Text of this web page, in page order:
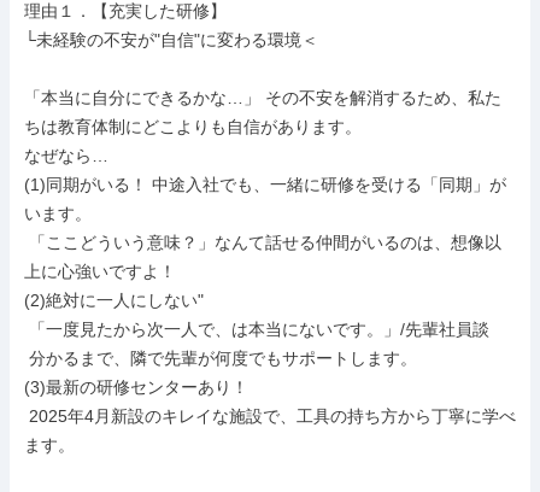
理由１．【充実した研修】
└未経験の不安が"自信"に変わる環境＜
「本当に自分にできるかな…」 その不安を解消するため、私た
ちは教育体制にどこよりも自信があります。
なぜなら…
(1)同期がいる！ 中途入社でも、一緒に研修を受ける「同期」が
います。
上に心強いですよ！
(2)絶対に一人にしない"
(3)最新の研修センターあり！
ます。